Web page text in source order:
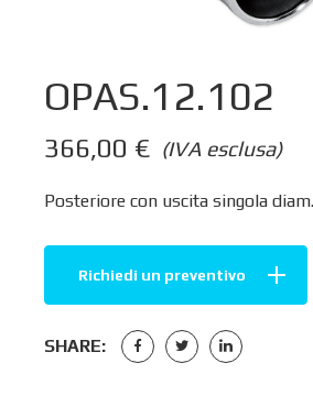
OPAS.12.102
(IVA esclusa)
366,00 €
Posteriore con uscita singola
Richiedi un preventivo
SHARE: